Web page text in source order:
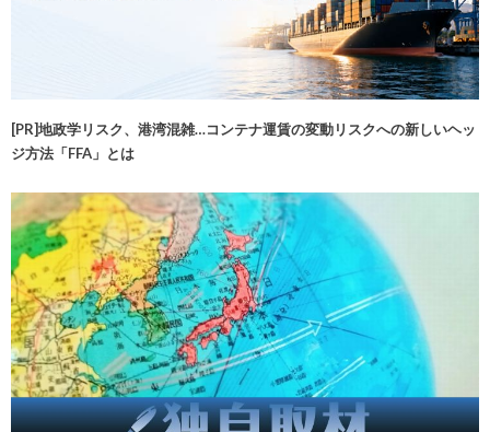
[PR]地政学リスク、港湾混雑…コンテナ運賃の変動リスクへの新しいヘッ
ジ方法「FFA」とは